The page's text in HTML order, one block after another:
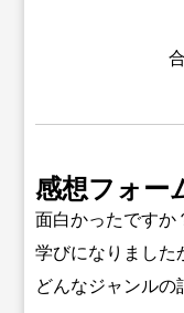
感想フォー
面白かったですか
学びになりました
どんなジャンルの